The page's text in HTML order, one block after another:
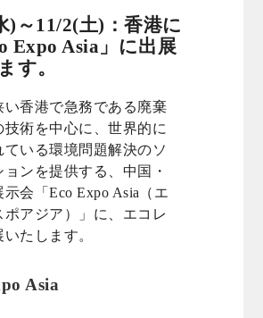
)～11/2(土)：香港に
Expo Asia」に出展
す。
い香港で急務である廃棄
技術を中心に、世界的に
ている環境問題解決のソ
ョンを提供する、中国・
会「Eco Expo Asia（エ
ポアジア）」に、エコレ
たします。
Asia